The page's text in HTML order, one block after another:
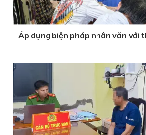
Áp dụng biện pháp nhân văn với